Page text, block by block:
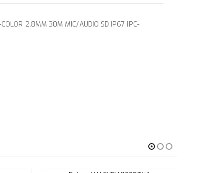
2.8MM 30M MIC/AUDIO SD IP67 IPC-